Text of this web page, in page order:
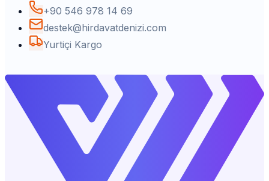
+90 546 978 14 69
destek@hirdavatdenizi.com
Yurtiçi Kargo